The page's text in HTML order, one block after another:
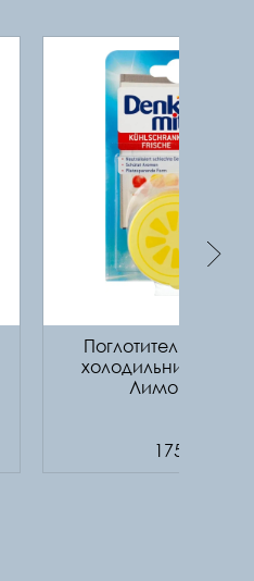
Поглотитель
холодильнике
Лимон, 40 г
175ГРН